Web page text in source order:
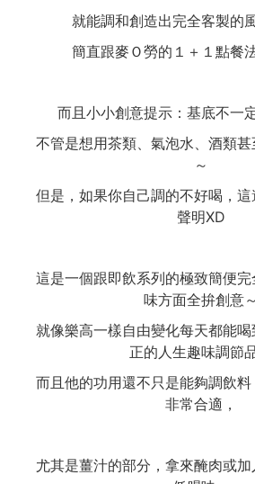
就能調和創造出完全客製的
簡直跟麥Ｏ勞的１＋１點餐
而且小小創意提示：基底不一
不管是想用茶類、氣泡水、酒類
～
但是，如果你自己調的不好喝，
聲明XD
這是一個跟即飲系列的極致簡便
味方面全拚創意～
就像樂高一樣自由變化每天都能
正的人生趣味調節
而且他的功用還不只是能夠調飲
非常合適，
尤其是薑汁的部分，拿來醃肉或